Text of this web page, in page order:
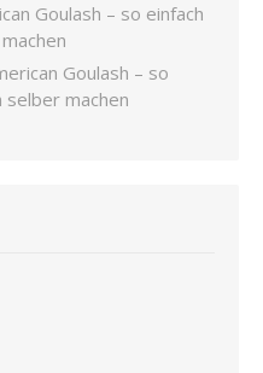
Goulash – so einfach
Goulash – so
selber machen